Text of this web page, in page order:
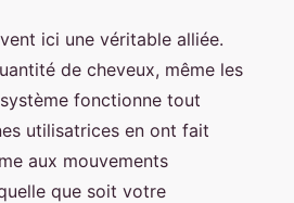
ici une véritable alliée.
de cheveux, même les
fonctionne tout
utilisatrices en ont fait
aux mouvements
que soit votre